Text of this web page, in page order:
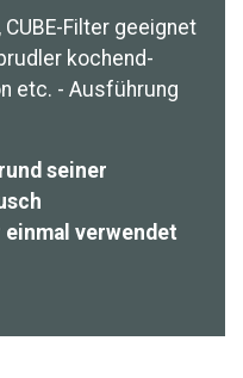
Filter geeignet
kochend-
etc. - Ausführung
seiner
verwendet